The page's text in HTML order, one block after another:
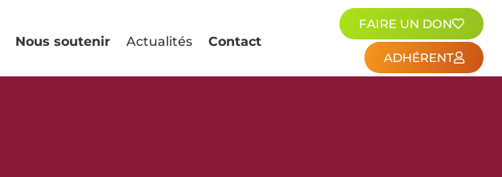
Nous soutenir Actualités Contact
FAIRE UN DON
ADHÉRENT